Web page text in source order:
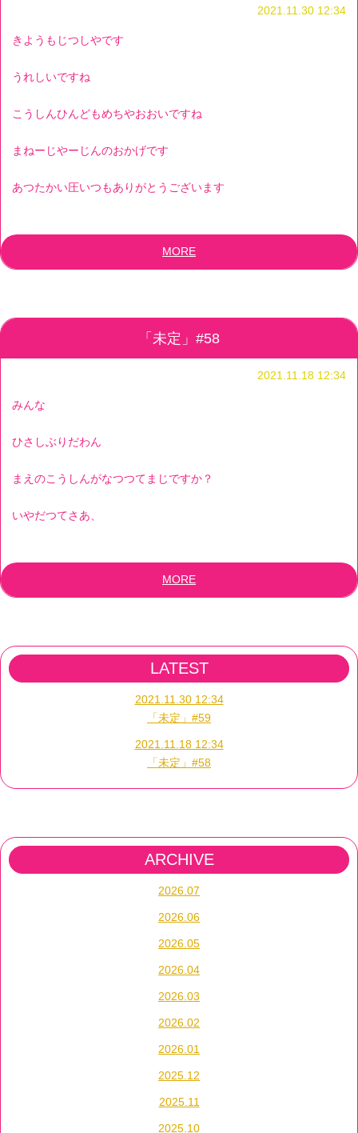
2021.11.30 12:34
きようもじつしやです
うれしいですね
こうしんひんどもめちやおおいですね
まねーじやーじんのおかげです
あつたかい圧いつもありがとうございます
MORE
「未定」#58
2021.11.18 12:34
みんな
ひさしぶりだわん
まえのこうしんがなつつてまじですか？
いやだつてさあ、
MORE
LATEST
2021.11.30 12:34
「未定」#59
2021.11.18 12:34
「未定」#58
ARCHIVE
2026.07
2026.06
2026.05
2026.04
2026.03
2026.02
2026.01
2025.12
2025.11
2025.10